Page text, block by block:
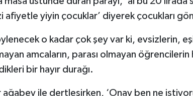
afiyetle yiyin çocuklar’ diyerek çocukları
o kadar çok şey var ki, evsizlerin,
amcaların, parası olmayan öğrencilerin
bir hayır durağı.
ağabey ile dertleşirken, ‘Onay ben ne